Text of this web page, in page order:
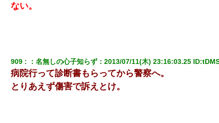
元夫の連れ子「俺の結婚式の時くらい、母親としての責任を果た
そうとは思わないのか！」→どうも連れ子は…
9月に付き合い始めたけどこの、この人と結婚はないわと判断して
別れた。その元彼が交通事故で重体になっているらしく…
ない。
909 ：名無しの心子知らず ：2013/07/11(木) 23:16:03.25 ID:
病院行って診断書もらってから警察へ。
とりあえず傷害で訴えとけ。